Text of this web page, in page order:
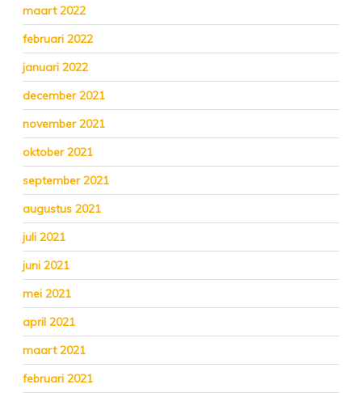
maart 2022
februari 2022
januari 2022
december 2021
november 2021
oktober 2021
september 2021
augustus 2021
juli 2021
juni 2021
mei 2021
april 2021
maart 2021
februari 2021